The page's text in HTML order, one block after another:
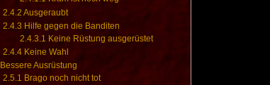
2.4.2 Ausgeraubt
2.4.3 Hilfe gegen die Banditen
2.4.3.1 Keine Rüstung ausgerüstet
2.4.4 Keine Wahl
Bessere Ausrüstung
2.5.1 Brago noch nicht tot